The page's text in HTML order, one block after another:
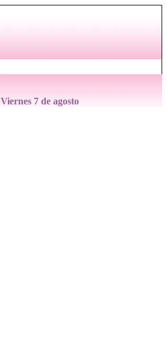
Viernes 7 de agosto